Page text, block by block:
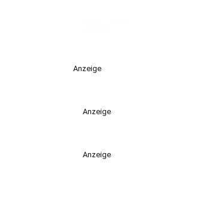
Anzeige
Anzeige
Anzeige